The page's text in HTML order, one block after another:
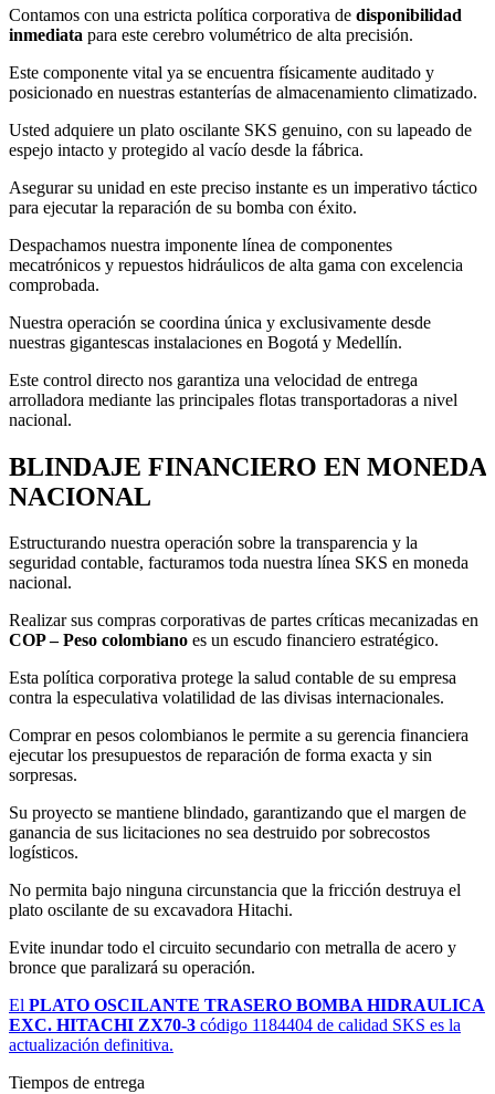
Contamos con una estricta política corporativa de disponibilidad
inmediata para este cerebro volumétrico de alta precisión.
Este componente vital ya se encuentra físicamente auditado y
posicionado en nuestras estanterías de almacenamiento climatizado.
Usted adquiere un plato oscilante SKS genuino, con su lapeado de
espejo intacto y protegido al vacío desde la fábrica.
Asegurar su unidad en este preciso instante es un imperativo táctico
para ejecutar la reparación de su bomba con éxito.
Despachamos nuestra imponente línea de componentes
mecatrónicos y repuestos hidráulicos de alta gama con excelencia
comprobada.
Nuestra operación se coordina única y exclusivamente desde
nuestras gigantescas instalaciones en Bogotá y Medellín.
Este control directo nos garantiza una velocidad de entrega
arrolladora mediante las principales flotas transportadoras a nivel
nacional.
BLINDAJE FINANCIERO EN MONEDA
NACIONAL
Estructurando nuestra operación sobre la transparencia y la
seguridad contable, facturamos toda nuestra línea SKS en moneda
nacional.
Realizar sus compras corporativas de partes críticas mecanizadas en
COP – Peso colombiano es un escudo financiero estratégico.
Esta política corporativa protege la salud contable de su empresa
contra la especulativa volatilidad de las divisas internacionales.
Comprar en pesos colombianos le permite a su gerencia financiera
ejecutar los presupuestos de reparación de forma exacta y sin
sorpresas.
Su proyecto se mantiene blindado, garantizando que el margen de
ganancia de sus licitaciones no sea destruido por sobrecostos
logísticos.
No permita bajo ninguna circunstancia que la fricción destruya el
plato oscilante de su excavadora Hitachi.
Evite inundar todo el circuito secundario con metralla de acero y
bronce que paralizará su operación.
El PLATO OSCILANTE TRASERO BOMBA HIDRAULICA
EXC. HITACHI ZX70-3 código 1184404 de calidad SKS es la
actualización definitiva.
Tiempos de entrega